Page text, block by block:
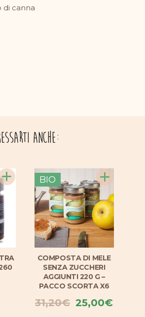
di canna
anche:
+
COMPOSTA DI MELE
SENZA ZUCCHERI
AGGIUNTI 220 G –
PACCO SCORTA X6
31,20€ Il
25,00€Il
BIO +